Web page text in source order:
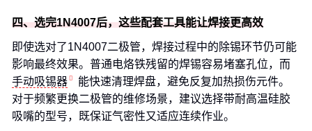
四、选完1N4007后，这些配套工具能让焊接更高效
即使选对了1N4007二极管，焊接过程中的除锡环节仍可能
影响最终效果。普通电烙铁残留的焊锡容易堵塞孔位，而
手动吸锡器
能快速清理焊盘，避免反复加热损伤元件。
对于频繁更换二极管的维修场景，建议选择带耐高温硅胶
吸嘴的型号，既保证气密性又适应连续作业。